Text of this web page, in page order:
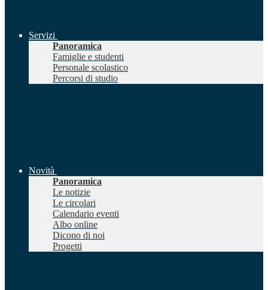
Servizi
Panoramica
Famiglie e studenti
Personale scolastico
Percorsi di studio
Novità
Panoramica
Le notizie
Le circolari
Calendario eventi
Albo online
Dicono di noi
Progetti